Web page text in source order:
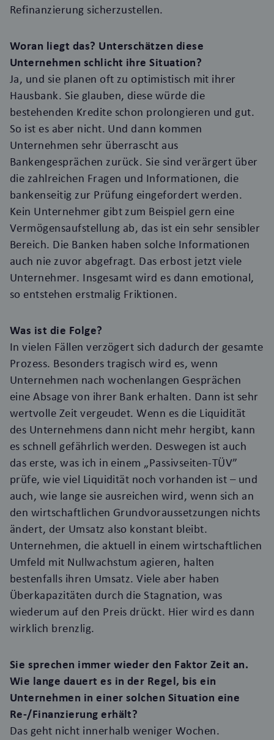
Refinanzierung sicherzustellen.
Woran liegt das? Unterschätzen diese
Unternehmen schlicht ihre Situation?
Ja, und sie planen oft zu optimistisch mit ihrer
Hausbank. Sie glauben, diese würde die
bestehenden Kredite schon prolongieren und gut.
So ist es aber nicht. Und dann kommen
Unternehmen sehr überrascht aus
Bankengesprächen zurück. Sie sind verärgert über
die zahlreichen Fragen und Informationen, die
bankenseitig zur Prüfung eingefordert werden.
Kein Unternehmer gibt zum Beispiel gern eine
Vermögensaufstellung ab, das ist ein sehr sensibler
Bereich. Die Banken haben solche Informationen
auch nie zuvor abgefragt. Das erbost jetzt viele
Unternehmer. Insgesamt wird es dann emotional,
so entstehen erstmalig Friktionen.
Was ist die Folge?
In vielen Fällen verzögert sich dadurch der gesamte
Prozess. Besonders tragisch wird es, wenn
Unternehmen nach wochenlangen Gesprächen
eine Absage von ihrer Bank erhalten. Dann ist sehr
wertvolle Zeit vergeudet. Wenn es die Liquidität
des Unternehmens dann nicht mehr hergibt, kann
es schnell gefährlich werden. Deswegen ist auch
das erste, was ich in einem „Passivseiten-TÜV”
prüfe, wie viel Liquidität noch vorhanden ist – und
auch, wie lange sie ausreichen wird, wenn sich an
den wirtschaftlichen Grundvoraussetzungen nichts
ändert, der Umsatz also konstant bleibt.
Unternehmen, die aktuell in einem wirtschaftlichen
Umfeld mit Nullwachstum agieren, halten
bestenfalls ihren Umsatz. Viele aber haben
Überkapazitäten durch die Stagnation, was
wiederum auf den Preis drückt. Hier wird es dann
wirklich brenzlig.
Sie sprechen immer wieder den Faktor Zeit an.
Wie lange dauert es in der Regel, bis ein
Unternehmen in einer solchen Situation eine
Re-/Finanzierung erhält?
Das geht nicht innerhalb weniger Wochen.